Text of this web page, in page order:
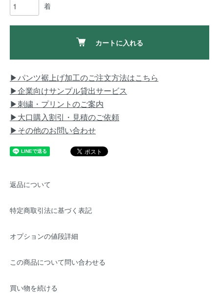
着
カートに入れる
▶パンツ裾上げ加工のご注文方法はこちら
▶企業向けサンプル貸出サービス
▶刺繍・プリントのご案内
▶大口購入割引・見積のご依頼
▶その他のお問い合わせ
返品について
特定商取引法に基づく表記
オプションの値段詳細
この商品について問い合わせる
買い物を続ける